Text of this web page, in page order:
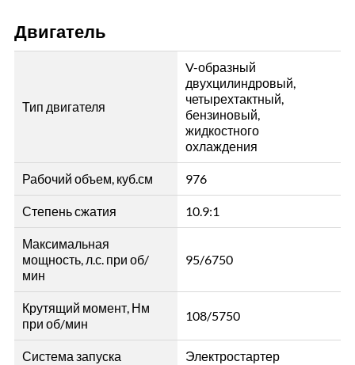
Двигатель
Тип двигателя
V-образный
двухцилиндровый,
четырехтактный,
бензиновый,
жидкостного
охлаждения
Рабочий объем, куб.см 976
Степень сжатия 10.9:1
Максимальная
мощность, л.с. при об/
мин
95/6750
Крутящий момент, Нм
при об/мин
108/5750
Система запуска Электростартер